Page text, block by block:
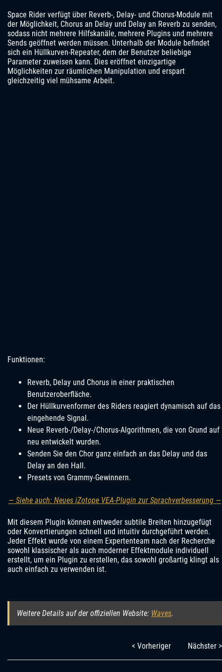
Space Rider verfügt über Reverb-, Delay- und Chorus-Module mit
der Möglichkeit, Chorus an Delay und Delay an Reverb zu senden,
sodass nicht mehrere Hilfskanäle, mehrere Plugins und mehrere
Sends geöffnet werden müssen. Unterhalb der Module befindet
sich ein Hüllkurven-Repeater, dem der Benutzer beliebige
Parameter zuweisen kann. Dies eröffnet einzigartige
Möglichkeiten zur räumlichen Manipulation und erspart
gleichzeitig viel mühsame Arbeit.
Funktionen:
Reverb, Delay und Chorus in einer praktischen
Benutzeroberfläche.
Der Hüllkurvenformer des Riders reagiert dynamisch auf das
eingehende Signal.
Neue Reverb-/Delay-/Chorus-Algorithmen, die von Grund auf
neu entwickelt wurden.
Senden Sie den Chor ganz einfach an das Delay und das
Delay an den Hall.
Presets von Grammy-Gewinnern.
— Siehe auch: Neues iZotope VEA-Plugin zur Sprachverbesserung —
Mit diesem Plugin können entweder subtile Breiten hinzugefügt
oder Konvertierungen schnell und intuitiv durchgeführt werden.
Jeder Effekt wurde von einem Expertenteam nach der Recherche
sowohl klassischer als auch moderner Effektmodule individuell
erstellt, um ein Plugin zu erstellen, das sowohl großartig klingt als
auch einfach zu verwenden ist.
Weitere Details auf der offiziellen Website: Waves.
< Vorheriger Nächster >